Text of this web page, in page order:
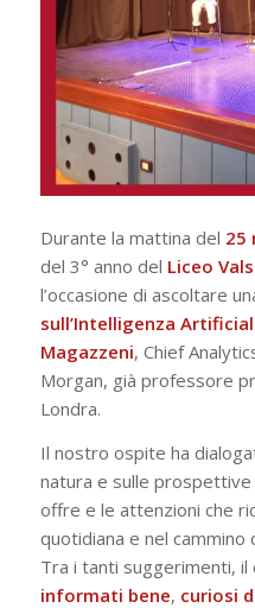
Durante la mattina del 25
del 3° anno del Liceo
l’occasione di ascoltare
sull’Intelligenza
Magazzeni, Chief
Morgan, già professore
Londra.
Il nostro ospite ha
natura e sulle prospettive
offre e le attenzioni che
quotidiana e nel
Tra i tanti suggerimenti, il
informati bene, curiosi